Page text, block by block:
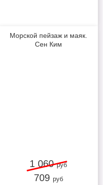
Морской пейзаж и маяк.
Сен Ким
1 060руб
709 руб